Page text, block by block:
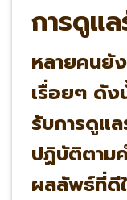
การดูแ
หลายคนยั
เรื่อยๆ ดั
รับการดูแ
ปฏิบัติตาม
ผลลัพธ์ที่ดี